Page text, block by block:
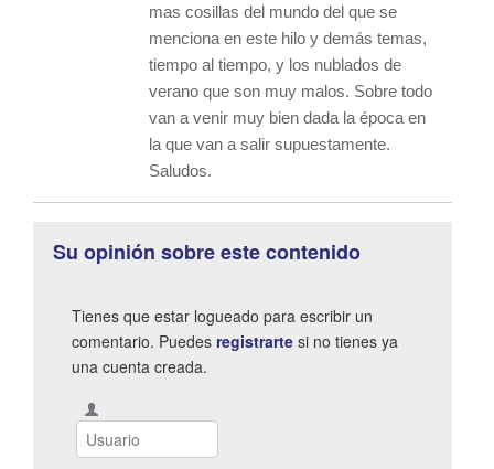
mas cosillas del mundo del que se
menciona en este hilo y demás temas,
tiempo al tiempo, y los nublados de
verano que son muy malos. Sobre todo
van a venir muy bien dada la época en
la que van a salir supuestamente.
Saludos.
Su opinión sobre este contenido
Tienes que estar logueado para escribir un
comentario. Puedes registrarte si no tienes ya
una cuenta creada.